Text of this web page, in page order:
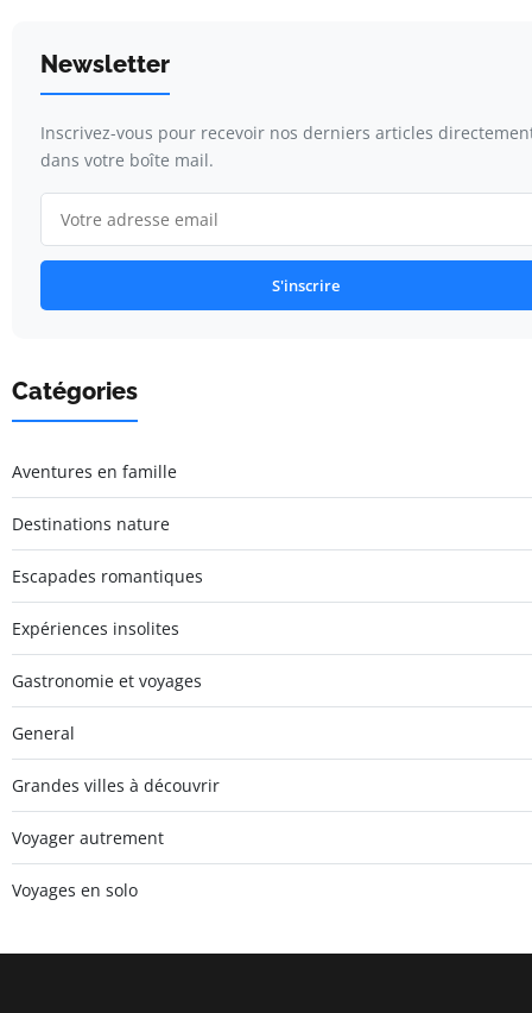
Newsletter
Inscrivez-vous pour recevoir nos derniers articles
dans votre boîte mail.
S'inscrire
Catégories
Aventures en famille
Destinations nature
Escapades romantiques
Expériences insolites
Gastronomie et voyages
General
Grandes villes à découvrir
Voyager autrement
Voyages en solo